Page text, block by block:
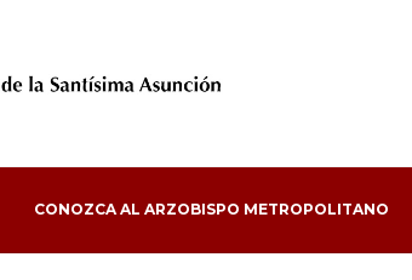
CONOZCA AL ARZOBISPO METROPOLITANO